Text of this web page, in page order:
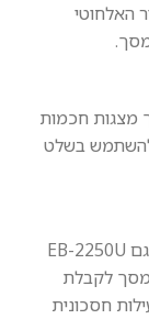
האלחוטי
מצגות חכמות
להשתמש בשלט
תוכנת ההקרנה Multi-PC המגיעה יחד עם הדגם EB-2250U
את המסך לקבלת
חסכונית